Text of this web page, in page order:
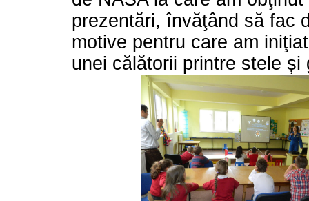
prezentări, învăţând să fac
motive pentru care am
unei călătorii printre stele